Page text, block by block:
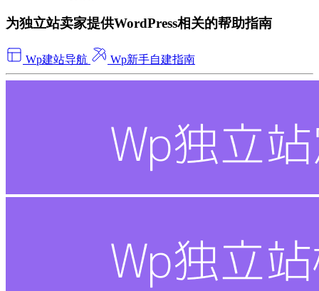
为独立站卖家提供WordPress相关的帮助指南
Wp建站导航 Wp新手自建指南